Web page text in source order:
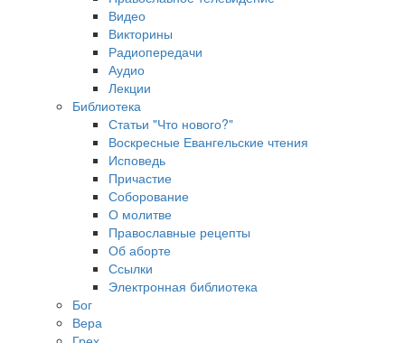
Видео
Викторины
Радиопередачи
Аудио
Лекции
Библиотека
Статьи "Что нового?"
Воскресные Евангельские чтения
Исповедь
Причастие
Соборование
О молитве
Православные рецепты
Об аборте
Ссылки
Электронная библиотека
Бог
Вера